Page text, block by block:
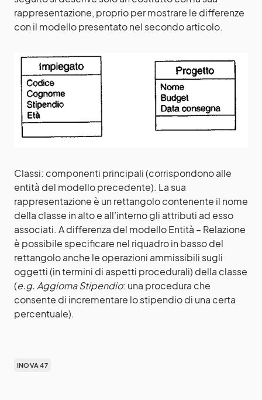
rappresentazione, proprio per mostrare le differenze
con il modello presentato nel secondo articolo.
Classi: componenti principali (corrispondono alle
entità del modello precedente). La sua
rappresentazione è un rettangolo contenente il nome
della classe in alto e all’interno gli attributi ad esso
associati. A differenza del modello Entità – Relazione
è possibile specificare nel riquadro in basso del
rettangolo anche le operazioni ammissibili sugli
oggetti (in termini di aspetti procedurali) della classe
(e.g. Aggiorna Stipendio: una procedura che
consente di incrementare lo stipendio di una certa
percentuale).
INOVA 47